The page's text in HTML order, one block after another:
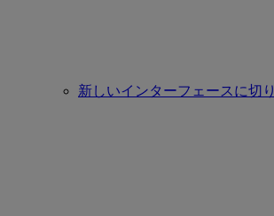
新しいインターフェースに切